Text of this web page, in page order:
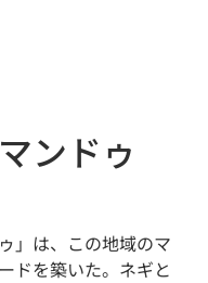
ンドゥ
」は、この地域のマ
ドを築いた。ネギと